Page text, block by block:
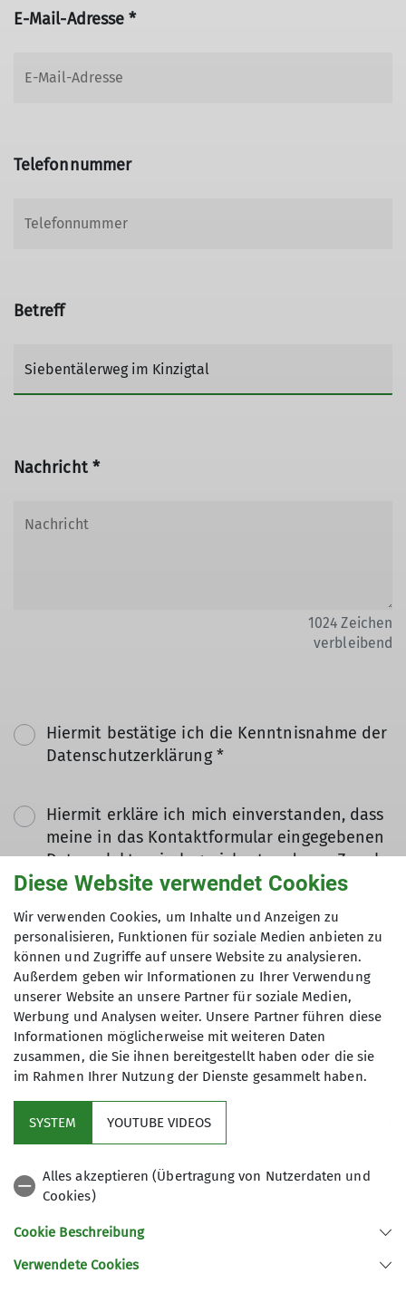
E-Mail-Adresse *
Telefonnummer
Betreff
Nachricht *
1024 Zeichen
verbleibend
Hiermit bestätige ich die Kenntnisnahme der
Datenschutzerklärung *
Hiermit erkläre ich mich einverstanden, dass
meine in das Kontaktformular eingegebenen
Daten elektronisch gesichert und zum Zweck
der Kontaktaufnahme verarbeitet und
meine Einwilligung jederzeit wiederrufen
kann. *
Mit (*) markierte Felder
sind Pflichtfelder
Absenden
Diese Website verwendet Cookies
Wir verwenden Cookies, um Inhalte und Anzeigen zu
personalisieren, Funktionen für soziale Medien anbieten zu
können und Zugriffe auf unsere Website zu analysieren.
Außerdem geben wir Informationen zu Ihrer Verwendung
unserer Website an unsere Partner für soziale Medien,
Werbung und Analysen weiter. Unsere Partner führen diese
Informationen möglicherweise mit weiteren Daten
zusammen, die Sie ihnen bereitgestellt haben oder die sie
im Rahmen Ihrer Nutzung der Dienste gesammelt haben.
SYSTEM YOUTUBE VIDEOS
Alles akzeptieren (Übertragung von Nutzerdaten und
Cookies)
Cookie Beschreibung
Verwendete Cookies